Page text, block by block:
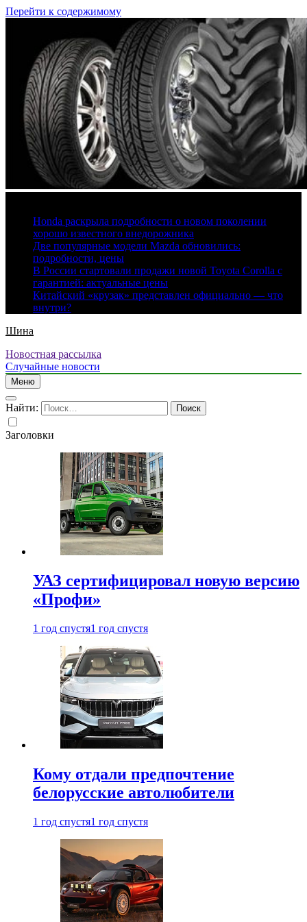
Перейти к содержимому
Honda раскрыла подробности о новом поколении
хорошо известного внедорожника
Две популярные модели Mazda обновились:
подробности, цены
В России стартовали продажи новой Toyota Corolla с
гарантией: актуальные цены
Китайский «крузак» представлен официально — что
внутри?
Шина
Новостная рассылка
Случайные новости
Меню
Найти:
Заголовки
УАЗ сертифицировал новую версию
«Профи»
1 год спустя1 год спустя
Кому отдали предпочтение
белорусские автолюбители
1 год спустя1 год спустя